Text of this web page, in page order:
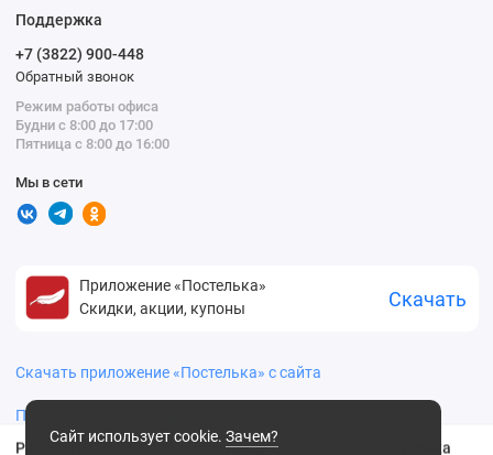
Радуга ПД-2601-04352 Полотенце 50*90 цв.13-1510 уценка
Сайт использует cookie. Зачем?
Поддержка
+7 (3822) 900-448
Обратный звонок
Режим работы офиса
Будни с 8:00 до 17:00
Пятница с 8:00 до 16:00
Мы в сети
Приложение «Постелька»
Скидки, акции, купоны
Скачать
Скачать приложение «Постелька» с сайта
Политика конфиденциальности